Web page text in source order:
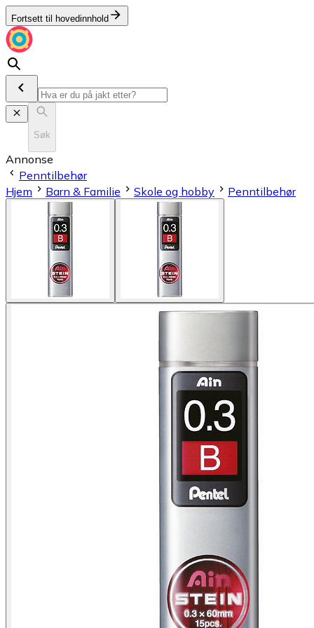
Fortsett til hovedinnhold
Søk
Annonse
Penntilbehør
Hjem
Barn & Familie Skole og hobby Penntilbehør